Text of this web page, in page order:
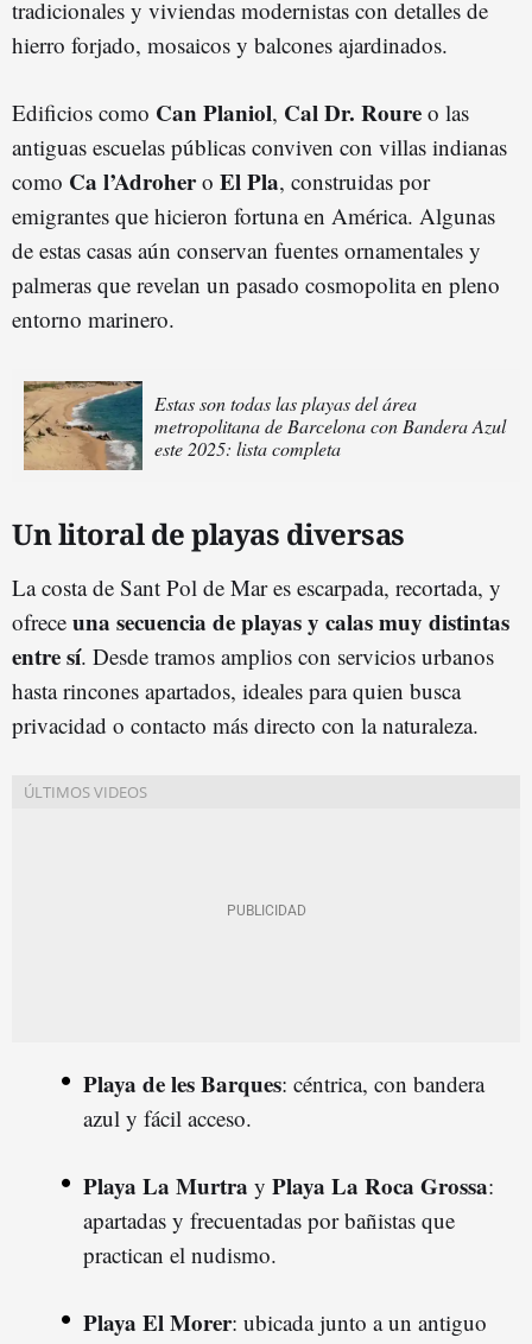
tradicionales y viviendas modernistas con detalles de
hierro forjado, mosaicos y balcones ajardinados.
Edificios como Can Planiol, Cal Dr. Roure o las
antiguas escuelas públicas conviven con villas indianas
como Ca l’Adrohero El Pla, construidas por
emigrantes que hicieron fortuna en América. Algunas
de estas casas aún conservan fuentes ornamentales y
palmeras que revelan un pasado cosmopolita en pleno
entorno marinero.
Estas son todas las playas del área
metropolitana de Barcelona con Bandera Azul
este 2025: lista completa
Un litoral de playas diversas
La costa de Sant Pol de Mar es escarpada, recortada, y
ofrece una secuencia de playas y calas muy distintas
entre sí. Desde tramos amplios con servicios urbanos
hasta rincones apartados, ideales para quien busca
privacidad o contacto más directo con la naturaleza.
Playa de les Barques: céntrica, con bandera
azul y fácil acceso.
Playa La Murtra y Playa La Roca Grossa:
apartadas y frecuentadas por bañistas que
practican el nudismo.
Playa El Morer: ubicada junto a un antiguo